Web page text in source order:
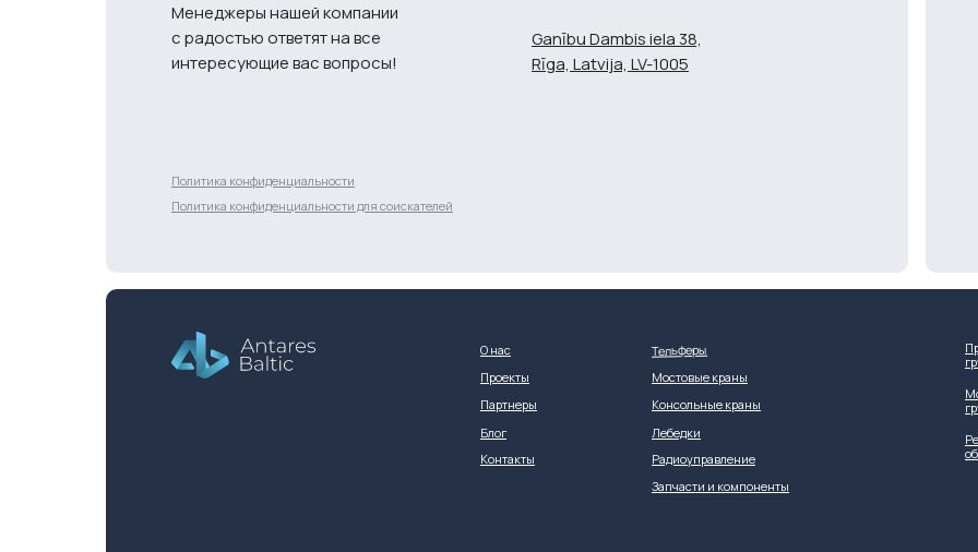
Менеджеры нашей компании
с радостью ответят на все
интересующие вас вопросы!
Ganību Dambis iela 38,
Rīga, Latvija, LV-1005
Политика конфиденциальности
Политика конфиденциальности для соискателей
О нас
Проекты
Партнеры
Блог
Контакты
Тельферы
Мостовые краны
Консольные краны
Лебедки
Радиоуправление
Запчасти и компоненты